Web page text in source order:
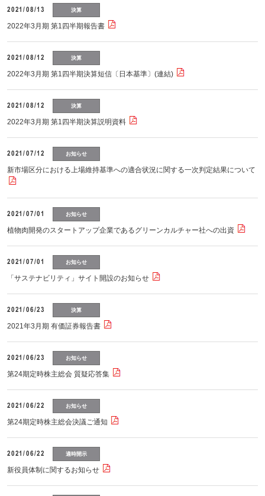
2021/08/13 決算
2022年3月期 第1四半期報告書
2021/08/12 決算
2022年3月期 第1四半期決算短信〔日本基準〕(連結)
2021/08/12 決算
2022年3月期 第1四半期決算説明資料
2021/07/12 お知らせ
新市場区分における上場維持基準への適合状況に関する一次判定結果について
2021/07/01 お知らせ
植物肉開発のスタートアップ企業であるグリーンカルチャー社への出資
2021/07/01 お知らせ
「サステナビリティ」サイト開設のお知らせ
2021/06/23 決算
2021年3月期 有価証券報告書
2021/06/23 お知らせ
第24期定時株主総会 質疑応答集
2021/06/22 お知らせ
第24期定時株主総会決議ご通知
2021/06/22 適時開示
新役員体制に関するお知らせ